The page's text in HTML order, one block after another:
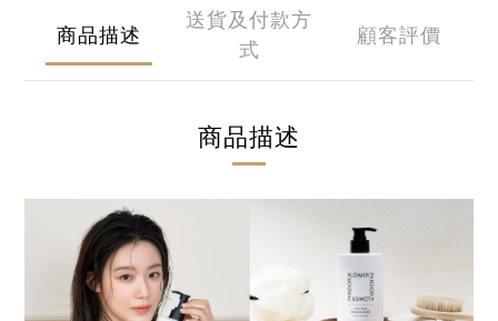
商品描述
送貨及付款方
式
顧客評價
商品描述